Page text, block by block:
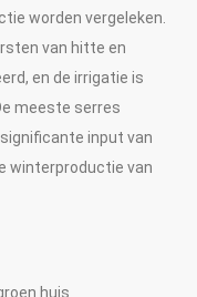
worden vergeleken.
van hitte en
en de irrigatie is
meeste serres
input van
winterproductie van
huis